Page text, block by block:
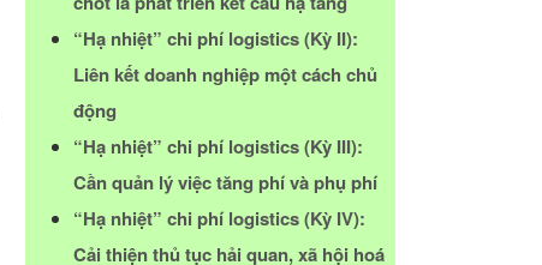
“Hạ nhiệt” chi phí logistics (Kỳ II):
Liên kết doanh nghiệp một cách chủ
động
“Hạ nhiệt” chi phí logistics (Kỳ III):
Cần quản lý việc tăng phí và phụ phí
“Hạ nhiệt” chi phí logistics (Kỳ IV):
Cải thiện thủ tục hải quan, xã hội hoá